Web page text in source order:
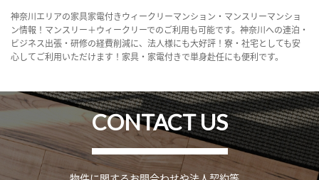
神奈川エリアの家具家電付きウィークリーマンション・マンスリーマンショ
ン情報！マンスリー＋ウィークリーでのご利用も可能です。神奈川への連泊・
ビジネス出張・研修の経費削減に、法人様にも大好評！寮・社宅としても安
心してご利用いただけます！家具・家電付きで単身赴任にも便利です。
CONTACT US